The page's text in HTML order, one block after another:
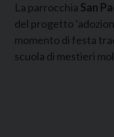
La parrocchia San
del progetto
momento di festa
scuola di mestieri